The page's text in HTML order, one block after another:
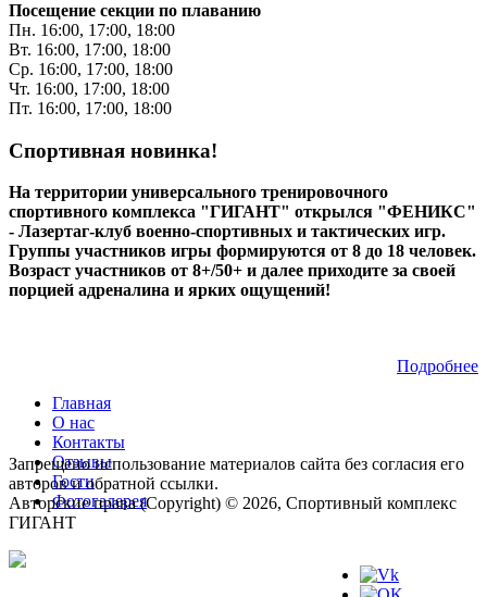
Посещение секции по плаванию
Пн. 16:00, 17:00, 18:00
Вт. 16:00, 17:00, 18:00
Ср. 16:00, 17:00, 18:00
Чт. 16:00, 17:00, 18:00
Пт. 16:00, 17:00, 18:00
Спортивная новинка!
На территории универсального тренировочного
спортивного комплекса "ГИГАНТ" открылся "ФЕНИКС"
- Лазертаг-клуб военно-спортивных и тактических игр.
Группы участников игры формируются от 8 до 18 человек.
Возраст участников от 8+/50+ и далее приходите за своей
порцией адреналина и ярких ощущений!
Подробнее
Главная
О нас
Контакты
Отзывы
Гости
Фотогалерея
Запрещено использование материалов сайта без согласия его
авторов и обратной ссылки.
Авторские права (Copyright) © 2026, Спортивный комплекс
ГИГАНТ